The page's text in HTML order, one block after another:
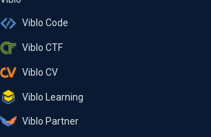
Viblo Code
Viblo CTF
Viblo CV
Viblo Learning
Viblo Partner